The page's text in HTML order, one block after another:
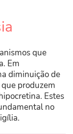
que
Em
diminuição de
produzem
Estes
no